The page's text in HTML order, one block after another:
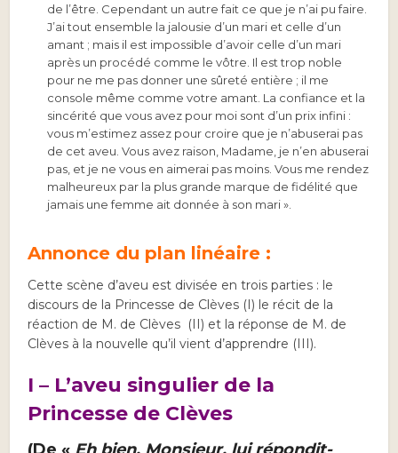
de l’être. Cependant un autre fait ce que je n’ai pu faire.
J’ai tout ensemble la jalousie d’un mari et celle d’un
amant ; mais il est impossible d’avoir celle d’un mari
après un procédé comme le vôtre. Il est trop noble
pour ne me pas donner une sûreté entière ; il me
console même comme votre amant. La confiance et la
sincérité que vous avez pour moi sont d’un prix infini :
vous m’estimez assez pour croire que je n’abuserai pas
de cet aveu. Vous avez raison, Madame, je n’en abuserai
pas, et je ne vous en aimerai pas moins. Vous me rendez
malheureux par la plus grande marque de fidélité que
jamais une femme ait donnée à son mari ».
Annonce du plan linéaire :
Cette scène d’aveu est divisée en trois parties : le
discours de la Princesse de Clèves (I) le récit de la
réaction de M. de Clèves (II) et la réponse de M. de
Clèves à la nouvelle qu’il vient d’apprendre (III).
I – L’aveu singulier de la
Princesse de Clèves